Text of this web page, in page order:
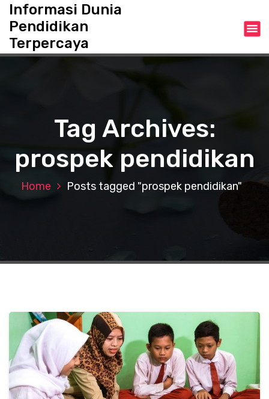
t
Informasi Dunia
Pendidikan
Terpercaya
Tag Archives:
prospek pendidikan
Home Posts tagged "prospek pendidikan"